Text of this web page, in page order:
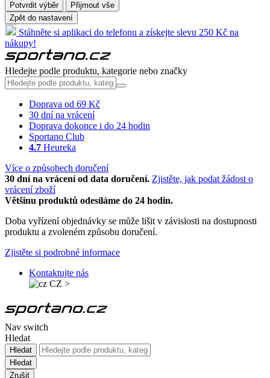
Potvrdit výběr
Přijmout vše
Zpět do nastavení
Stáhněte si aplikaci do telefonu a získejte slevu 250 Kč na
nákupy!
Hledejte podle produktu, kategorie nebo značky
Doprava od 69 Kč
30 dní na vrácení
Doprava dokonce i do 24 hodin
Sportano Club
4.7 Heureka
Více o způsobech doručení
30 dní na vrácení od data doručení. Zjistěte, jak podat žádost o
vrácení zboží
Většinu produktů odesíláme do 24 hodin.
Doba vyřízení objednávky se může lišit v závislosti na dostupnosti
produktu a zvoleném způsobu doručení.
Zjistěte si podrobné informace
Kontaktujte nás
CZ >
Nav switch
Hledat
Hledat
Hledat
Zrušit